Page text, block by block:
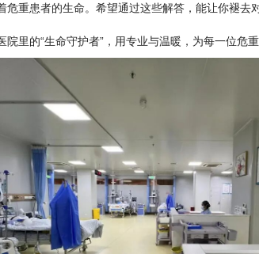
危重患者的生命。希望通过这些解答，能让你褪去
里的“生命守护者”，用专业与温暖，为每一位危重